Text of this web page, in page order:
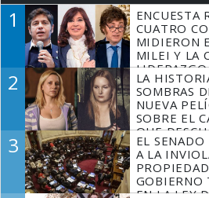
1
ENCUESTA
CUATRO
MIDIERON
MILEI Y LA
2
LA
SOMBRAS
NUEVA
SOBRE EL
QUE
MARIDO
3
EL
A LA
GOBIERNO
EN LA LEY